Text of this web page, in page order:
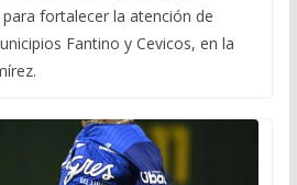
fortalecer la atención de
Fantino y Cevicos, en la